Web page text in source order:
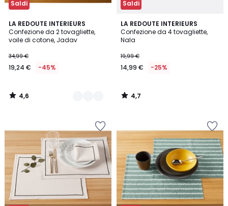
Saldi
LA REDOUTE INTERIEURS
Confezione da 2 tovagliette,
voile di cotone, Jadav
34,99 €
19,24 € -45%
4,6
/ 5
2
Colori
4,6
/
Saldi
LA REDOUTE INTERIEURS
Confezione da 4 tovagliette,
Nala
19,99 €
14,99 € -25%
4,7
/ 5
4,7
/